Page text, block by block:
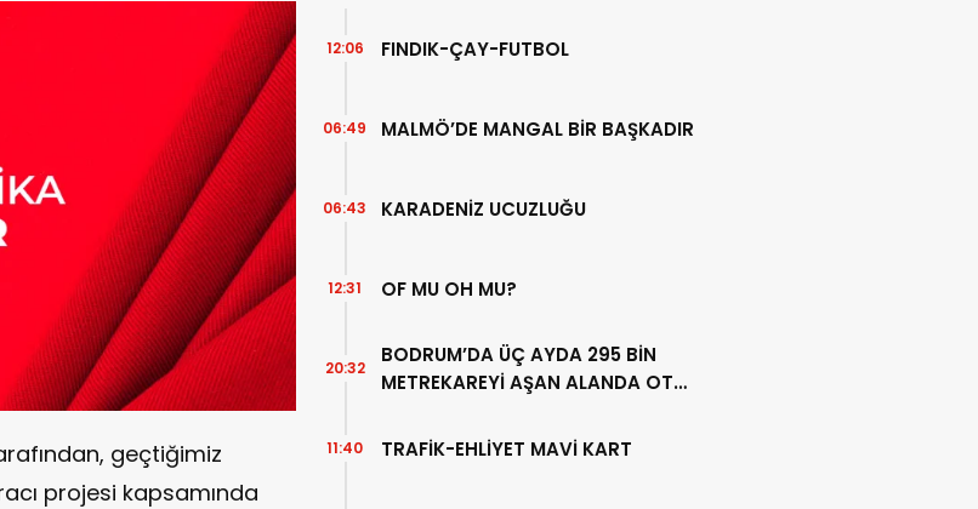
geçtiğimiz
projesi kapsamında
FINDIK-ÇAY-FUTBOL
12:06
MALMÖ’DE MANGAL BİR BAŞKADIR
06:49
KARADENİZ UCUZLUĞU
06:43
OF MU OH MU?
12:31
BODRUM’DA ÜÇ AYDA 295 BİN
METREKAREYİ AŞAN ALANDA OT
20:32
TRAFİK-EHLİYET MAVİ KART
11:40